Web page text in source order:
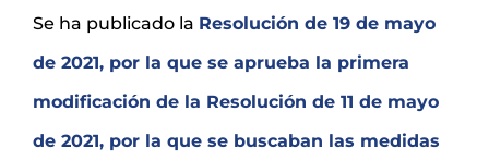
Se ha publicado la Resolución de 19 de mayo
de 2021, por la que se aprueba la primera
modificación de la Resolución de 11 de mayo
de 2021, por la que se buscaban las medidas